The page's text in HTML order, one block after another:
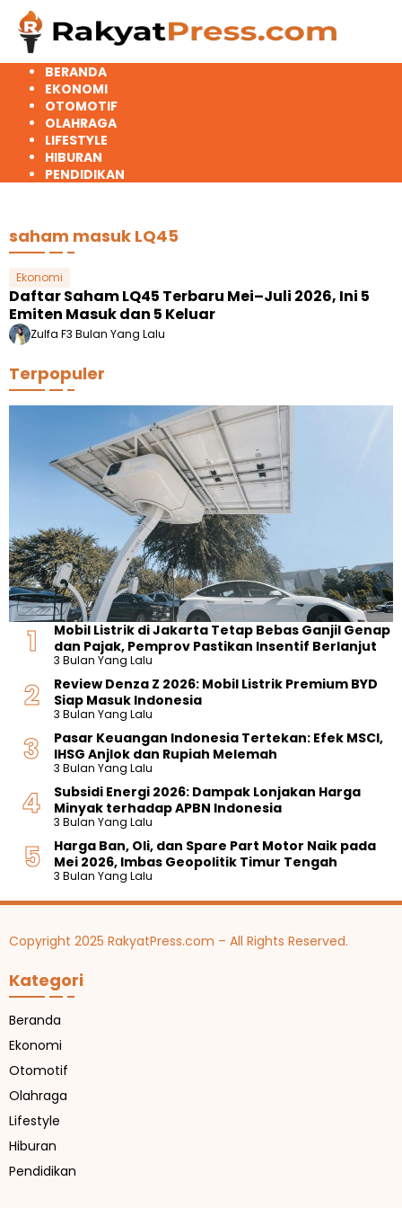
Langsung
konten
BERANDA
EKONOMI
OTOMOTIF
OLAHRAGA
LIFESTYLE
HIBURAN
PENDIDIKAN
saham masuk LQ45
Ekonomi
Daftar Saham LQ45 Terbaru Mei–Juli 2026, Ini 5
Emiten Masuk dan 5 Keluar
Zulfa F3 Bulan Yang Lalu
Terpopuler
Mobil Listrik di Jakarta Tetap Bebas Ganjil Genap
dan Pajak, Pemprov Pastikan Insentif Berlanjut
3 Bulan Yang Lalu
Review Denza Z 2026: Mobil Listrik Premium BYD
Siap Masuk Indonesia
3 Bulan Yang Lalu
Pasar Keuangan Indonesia Tertekan: Efek MSCI,
IHSG Anjlok dan Rupiah Melemah
3 Bulan Yang Lalu
Subsidi Energi 2026: Dampak Lonjakan Harga
Minyak terhadap APBN Indonesia
3 Bulan Yang Lalu
Harga Ban, Oli, dan Spare Part Motor Naik pada
Mei 2026, Imbas Geopolitik Timur Tengah
3 Bulan Yang Lalu
Copyright 2025 RakyatPress.com – All Rights Reserved.
Kategori
Beranda
Ekonomi
Otomotif
Olahraga
Lifestyle
Hiburan
Pendidikan